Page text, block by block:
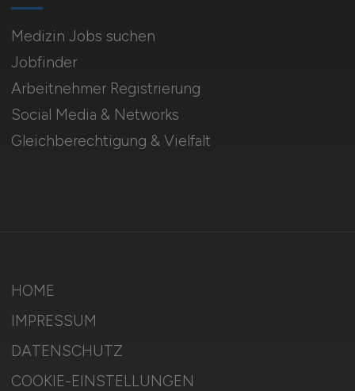
Medizin Jobs suchen
Jobfinder
Arbeitnehmer Registrierung
Social Media & Networks
Gleichberechtigung & Vielfalt
HOME
IMPRESSUM
DATENSCHUTZ
COOKIE-EINSTELLUNGEN